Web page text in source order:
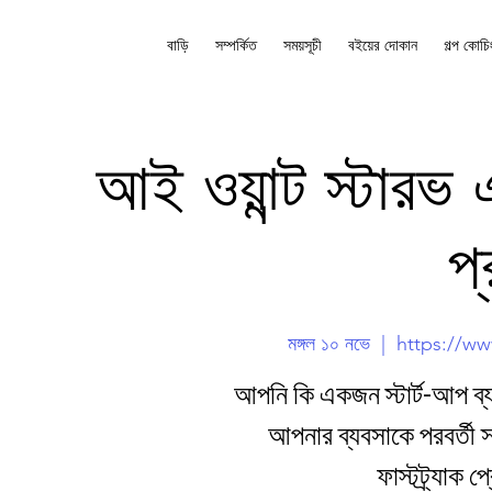
বাড়ি সম্পর্কিত সময়সূচী বইয়ের দোকান গল্প
আই ওয়ান্ট স্টারভ
মঙ্গল ১০ নভে
  |
https://
আপনি কি একজন স্টার্ট-আপ
আপনার ব্যবসাকে পরবর্তী
ফাস্টট্র্যাক